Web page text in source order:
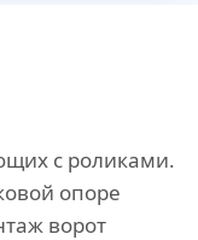
с роликами.
опоре
ворот